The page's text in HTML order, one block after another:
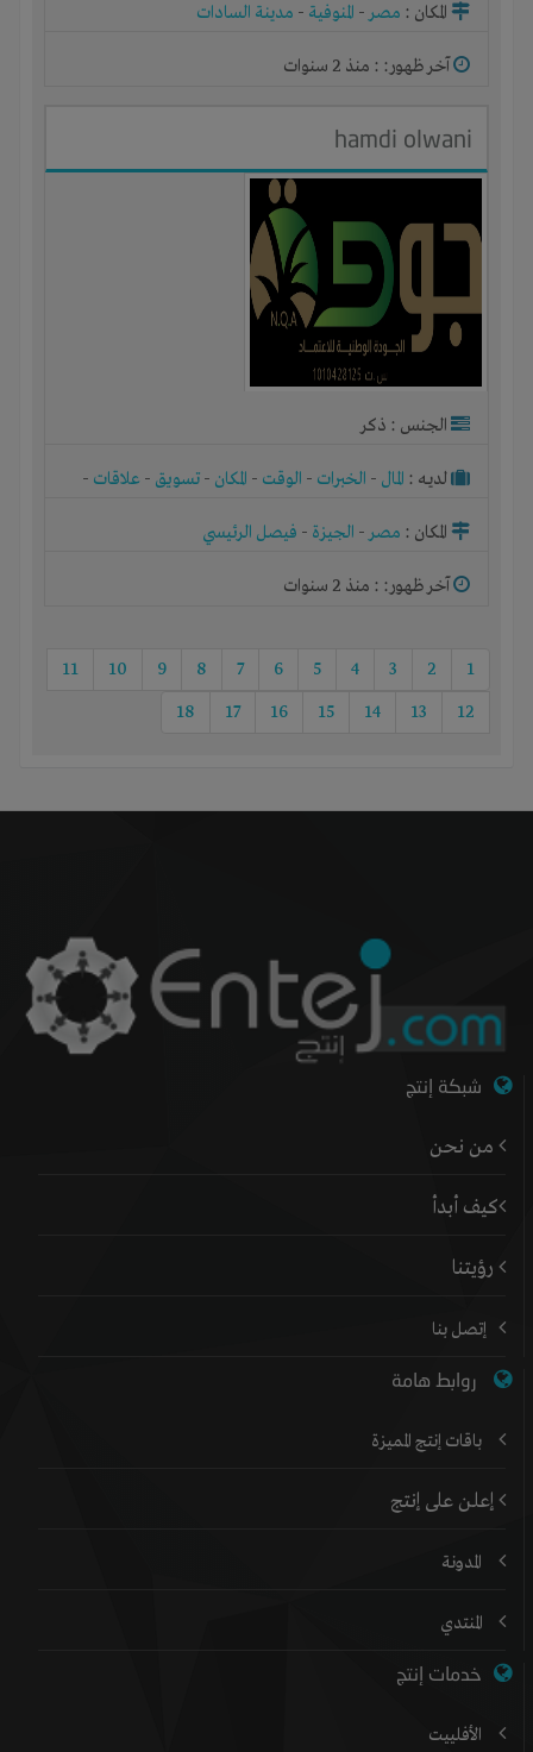
المكان : مصر- المنوفية - مدينة السادات
آخر ظهور: : منذ 2 سنوات
hamdi olwani
الجنس : ذكر
لديـه : المال - الخبرات - الوقت - المكان - تسويق - علاقات -
المكان : مصر- الجيزة - فيصل الرئيسي
آخر ظهور: : منذ 2 سنوات
1
2
3
4
5
6
7
8
9
10
11
12
13
14
15
16
17
18
شبكة إنتج
من نحن
كيف أبدأ
رؤيتنا
إتصل بنا
روابط هامة
باقات إنتج المميزة
إعلن على إنتج
المدونة
المنتدي
خدمات إنتج
الأفلييت